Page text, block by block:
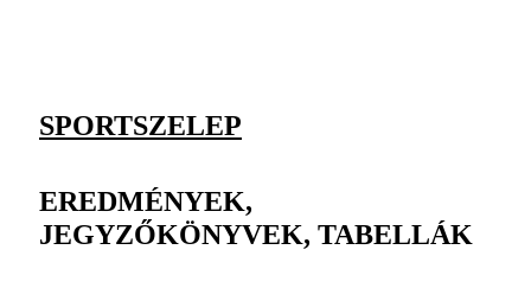
SPORTSZELEP
EREDMÉNYEK,
JEGYZŐKÖNYVEK, TABELLÁK